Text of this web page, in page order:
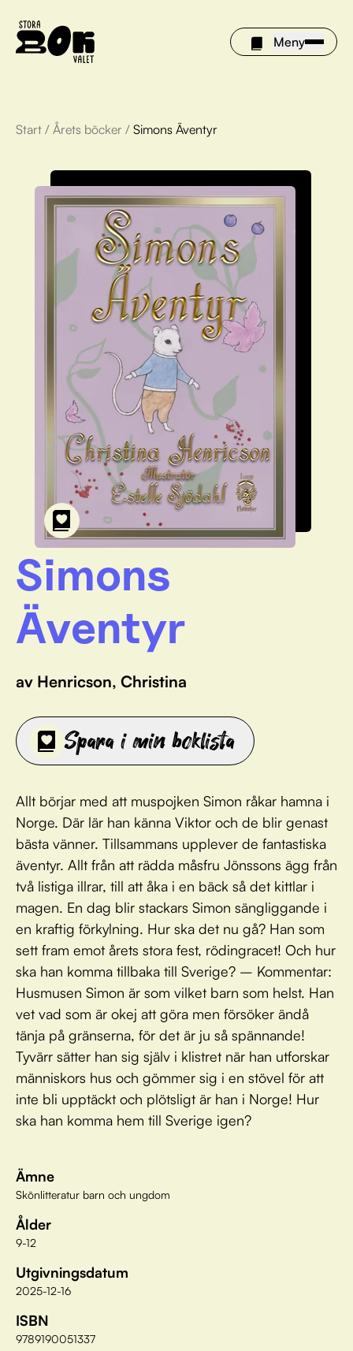
Meny
Årets böcker
Om Stora bokvalet
Olivia tipsar
Vinnare
FAQ
För bibliotek
Start / Årets böcker / Simons Äventyr
Simons
Äventyr
av Henricson, Christina
Spara i min boklista
Allt börjar med att muspojken Simon råkar hamna i
Norge. Där lär han känna Viktor och de blir genast
bästa vänner. Tillsammans upplever de fantastiska
äventyr. Allt från att rädda måsfru Jönssons ägg från
två listiga illrar, till att åka i en bäck så det kittlar i
magen. En dag blir stackars Simon sängliggande i
en kraftig förkylning. Hur ska det nu gå? Han som
sett fram emot årets stora fest, rödingracet! Och hur
ska han komma tillbaka till Sverige? – Kommentar:
Husmusen Simon är som vilket barn som helst. Han
vet vad som är okej att göra men försöker ändå
tänja på gränserna, för det är ju så spännande!
Tyvärr sätter han sig själv i klistret när han utforskar
människors hus och gömmer sig i en stövel för att
inte bli upptäckt och plötsligt är han i Norge! Hur
ska han komma hem till Sverige igen?
Ämne
Skönlitteratur barn och ungdom
Ålder
9-12
Utgivningsdatum
2025-12-16
ISBN
9789190051337